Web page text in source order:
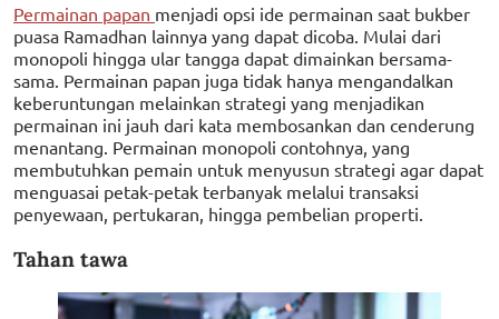
Permainan papan menjadi opsi ide permainan saat bukber
puasa Ramadhan lainnya yang dapat dicoba. Mulai dari
monopoli hingga ular tangga dapat dimainkan bersama-
sama. Permainan papan juga tidak hanya mengandalkan
keberuntungan melainkan strategi yang menjadikan
permainan ini jauh dari kata membosankan dan cenderung
menantang. Permainan monopoli contohnya, yang
membutuhkan pemain untuk menyusun strategi agar dapat
menguasai petak-petak terbanyak melalui transaksi
penyewaan, pertukaran, hingga pembelian properti.
Tahan tawa